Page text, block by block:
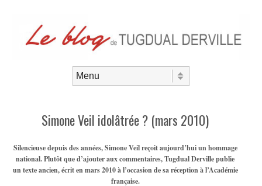
Simone Veil idolâtrée ? (mars 2010)
Silencieuse depuis des années, Simone Veil reçoit aujourd’hui un hommage
national. Plutôt que d’ajouter aux commentaires, Tugdual Derville publie
un texte ancien, écrit en mars 2010 à l’occasion de sa réception à l’Académie
française.